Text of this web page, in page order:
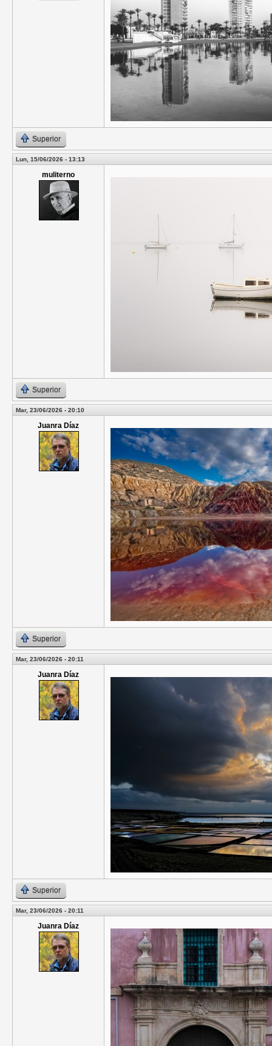
Superior
Lun, 15/06/2026 - 13:13
muliterno
Superior
Mar, 23/06/2026 - 20:10
Juanra Díaz
Superior
Mar, 23/06/2026 - 20:11
Juanra Díaz
Superior
Mar, 23/06/2026 - 20:11
Juanra Díaz